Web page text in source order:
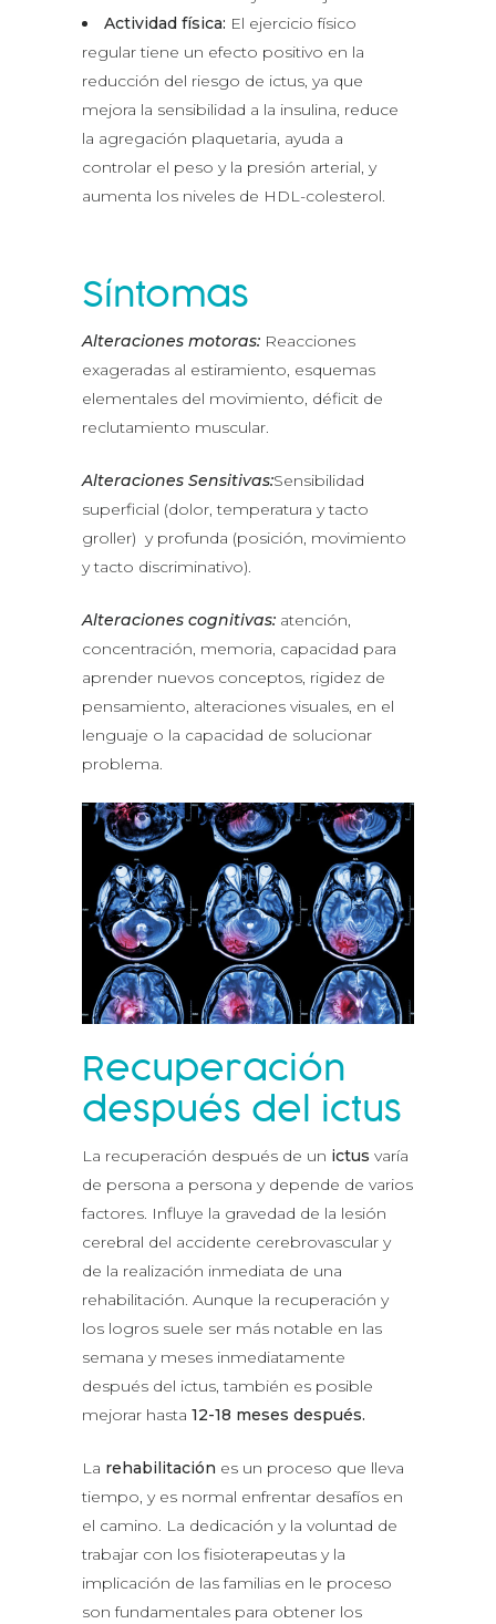
Actividad física: El ejercicio físico
regular tiene un efecto positivo en la
reducción del riesgo de ictus, ya que
mejora la sensibilidad a la insulina, reduce
la agregación plaquetaria, ayuda a
controlar el peso y la presión arterial, y
aumenta los niveles de HDL-colesterol.
Síntomas
Alteraciones motoras: Reacciones
exageradas al estiramiento, esquemas
elementales del movimiento, déficit de
reclutamiento muscular.
Alteraciones Sensitivas:Sensibilidad
superficial (dolor, temperatura y tacto
groller) y profunda (posición, movimiento
y tacto discriminativo).
Alteraciones cognitivas: atención,
concentración, memoria, capacidad para
aprender nuevos conceptos, rigidez de
pensamiento, alteraciones visuales, en el
lenguaje o la capacidad de solucionar
problema.
Recuperación
después del ictus
La recuperación después de un ictus varía
de persona a persona y depende de varios
factores. Influye la gravedad de la lesión
cerebral del accidente cerebrovascular y
de la realización inmediata de una
rehabilitación. Aunque la recuperación y
los logros suele ser más notable en las
semana y meses inmediatamente
después del ictus, también es posible
mejorar hasta 12-18 meses después.
La rehabilitación es un proceso que lleva
tiempo, y es normal enfrentar desafíos en
el camino. La dedicación y la voluntad de
trabajar con los fisioterapeutas y la
implicación de las familias en le proceso
son fundamentales para obtener los